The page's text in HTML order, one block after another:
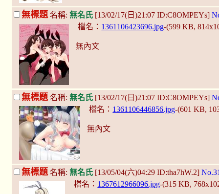
無標題 名稱: 無名氏 [13/02/17(日)21:07 ID:C8OMPEYs]
檔名： 1361106423696.jpg-(599 KB,
無內文
無標題 名稱: 無名氏 [13/02/17(日)21:07 ID:C8OMPEYs]
檔名： 1361106446856.jpg-(601 KB,
無內文
無標題 名稱: 無名氏 [13/05/04(六)04:29 ID:tha7hW.2]
檔名： 1367612966096.jpg-(315 KB,